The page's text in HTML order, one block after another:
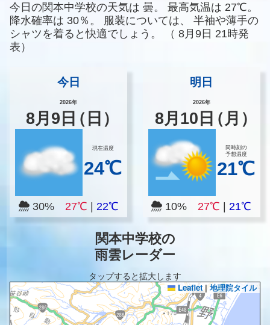
今日の関本中学校の天気は 曇。 最高気温は 27℃。
降水確率は 30％。 服装については、
半袖や薄手の
シャツを着ると快適でしょう。
（ 8月9日 21時発
表）
今日
2026年
8月 9 日（日）
現在温度
24℃
30% 27℃ 22℃
明日
2026年
8月 10 日（月）
同時刻の
予想温度
21℃
10%27℃ |21℃
関本中学校の
雨雲レーダー
タップすると拡大します
Leaflet | 地理院タイル